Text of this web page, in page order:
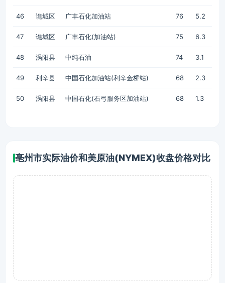
46 谯城区 广丰石化加油站 76 5.2
47 谯城区 广丰石化(加油站) 75 6.3
48 涡阳县 中纯石油 74 3.1
49 利辛县 中国石化加油站(利辛金桥站) 68 2.3
50 涡阳县 中国石化(石弓服务区加油站) 68 1.3
亳州市实际油价和美原油(NYMEX)收盘价格对比